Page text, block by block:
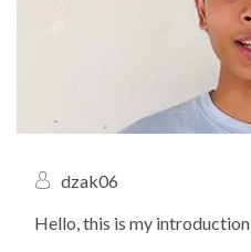
dzak06
Hello, this is my introduction